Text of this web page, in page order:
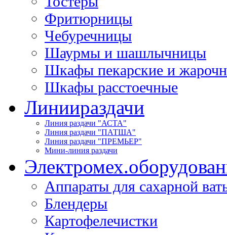
Фритюрницы
Чебуречницы
Шаурмы и шашлычницы
Шкафы пекарские и
Шкафы расстоечные
Линиираздачи
Линия раздачи "АСТА"
Линия раздачи "ПАТША"
Линия раздачи "ПРЕМЬЕР"
Мини-линия раздачи
Электромех.
Аппараты для сахарной
Блендеры
Картофелечистки